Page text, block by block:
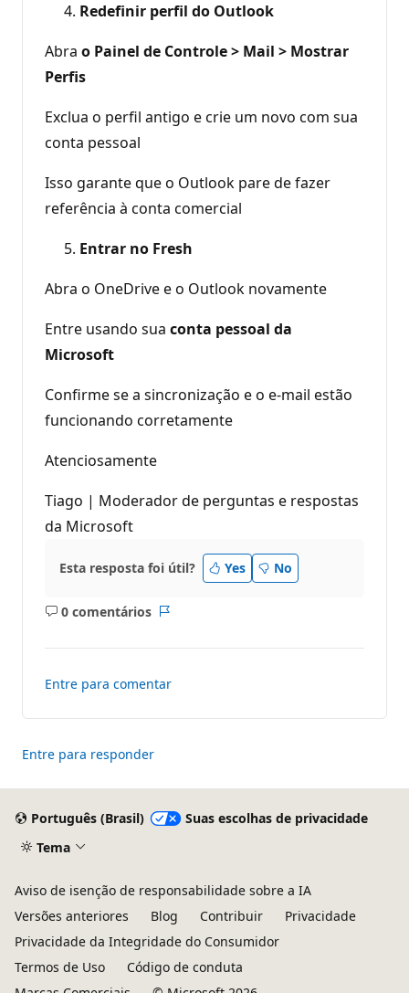
Redefinir perfil do Outlook
Abra o Painel de Controle > Mail > Mostrar
Perfis
Exclua o perfil antigo e crie um novo com sua
conta pessoal
Isso garante que o Outlook pare de fazer
referência à conta comercial
Entrar no Fresh
Abra o OneDrive e o Outlook novamente
Entre usando sua conta pessoal da
Microsoft
Confirme se a sincronização e o e-mail estão
funcionando corretamente
Atenciosamente
Tiago | Moderador de perguntas e respostas
da Microsoft
Esta resposta foi útil? Yes No
0 comentários
Sem
Entre para comentar
Entre para responder
Português (Brasil)
Suas escolhas de privacidade
Tema
Aviso de isenção de responsabilidade sobre a IA
Versões anteriores
Blog Contribuir
Privacidade
Privacidade da Integridade do Consumidor
Termos de Uso
Código de conduta